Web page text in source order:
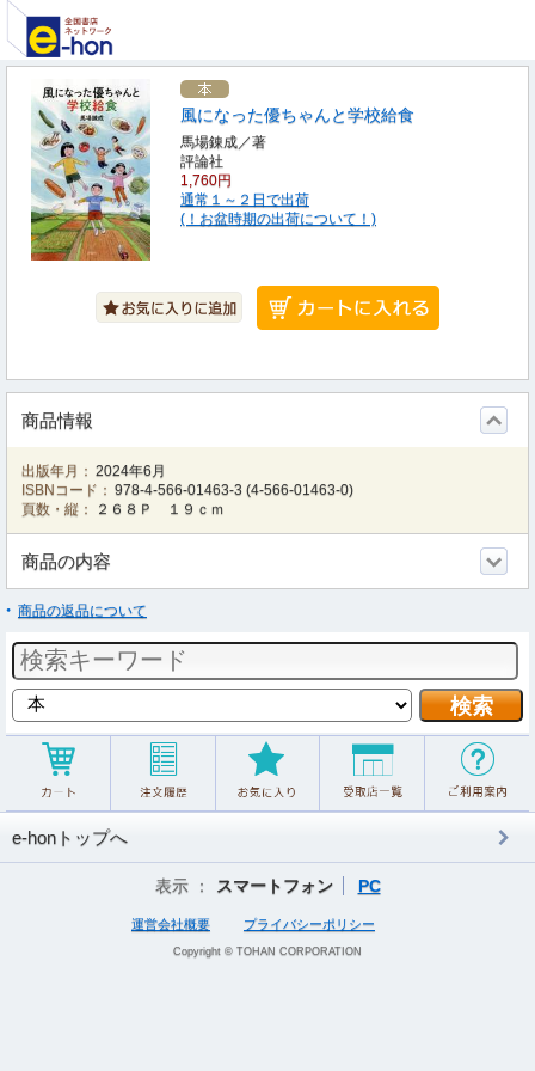
風になった優ちゃんと学校給食
馬場錬成／著
評論社
1,760円
通常１～２日で出荷
(！お盆時期の出荷について！)
商品情報
出版年月： 2024年6月
ISBNコード： 978-4-566-01463-3 (4-566-01463-0)
頁数・縦：
２６８Ｐ １９ｃｍ
商品の内容
商品の返品について
e-honトップへ
表示 ： スマートフォン PC
運営会社概要 プライバシーポリシー
Copyright © TOHAN CORPORATION